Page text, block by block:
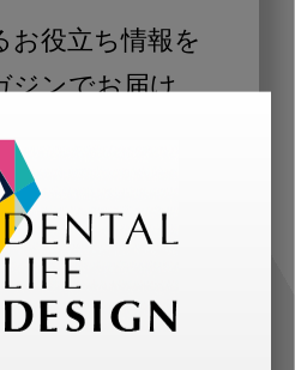
お役立ち情報を
ジンでお届け
職種（歯科医師、歯
工士）に合わせた内
ンをお届けします。